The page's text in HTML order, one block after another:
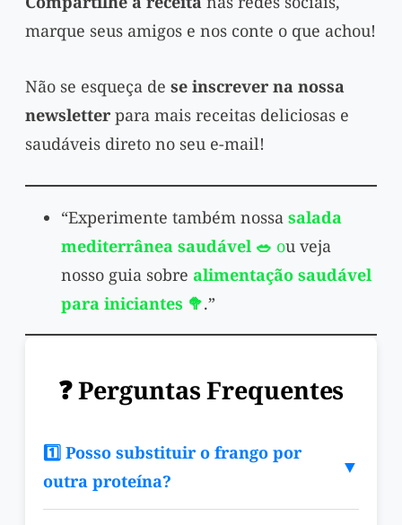
marque seus amigos e nos conte o que achou!
Não se esqueça de se inscrever na nossa
newsletter para mais receitas deliciosas e
saudáveis direto no seu e-mail!
“Experimente também nossa salada
mediterrânea saudável 🥗 ou veja
nosso guia sobre alimentação saudável
para iniciantes 🥦.”
❓ Perguntas Frequentes
1️⃣ Posso substituir o frango por
outra proteína?
▼